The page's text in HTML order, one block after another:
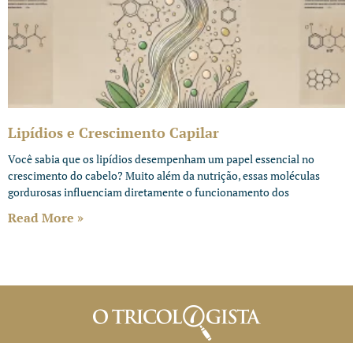
Lipídios e Crescimento Capilar
Você sabia que os lipídios desempenham um papel essencial no
crescimento do cabelo? Muito além da nutrição, essas moléculas
gordurosas influenciam diretamente o funcionamento dos
Read More »